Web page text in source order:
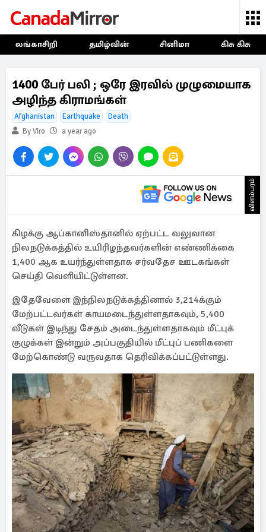
லங்காசிறி தமிழ்வின் சினிமா கிசு கிசு
1400 பேர் பலி ; ஒரே இரவில் முழுமையாக
அழிந்த கிராமங்கள்
Afghanistan Earthquake
Death
By Viro
a year ago
விளம்பரம்
கிழக்கு ஆப்கானிஸ்தானில் ஏற்பட்ட வலுவான
நிலநடுக்கத்தில் உயிரிழந்தவர்களின் எண்ணிக்கை
1,400 ஆக உயர்ந்துள்ளதாக சர்வதேச ஊடகங்கள்
செய்தி வெளியிட்டுள்ளன.
இதேவேளை இந்நிலநடுக்கத்தினால் 3,214க்கும்
மேற்பட்டவர்கள் காயமடைந்துள்ளதாகவும், 5,400
வீடுகள் இடிந்து சேதம் அடைந்துள்ளதாகவும் மீட்புக்
குழுக்கள் இன்றும் அப்பகுதியில் மீட்புப் பணிகளை
மேற்கொண்டு வருவதாக தெரிவிக்கப்பட்டுள்ளது.